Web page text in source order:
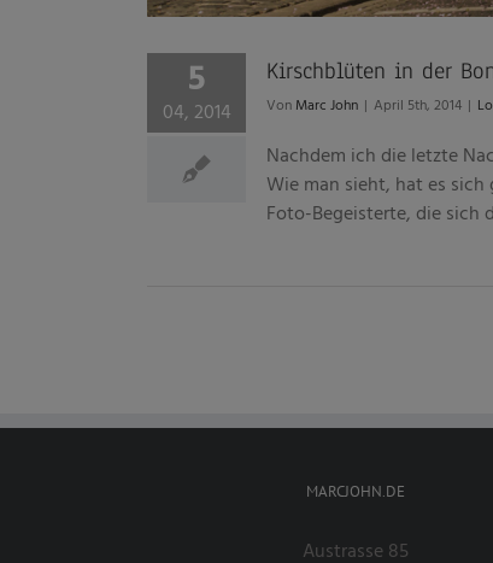
5
04, 2014
Kirschblüten in der
Von Marc John | April 5th, 2014 |
Nachdem ich die letzte
Wie man sieht, hat es
Foto-Begeisterte, die sich
MARCJOHN.DE
Austrasse 85